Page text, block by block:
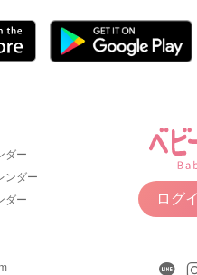
ダー
ンダー
ダー
ログ